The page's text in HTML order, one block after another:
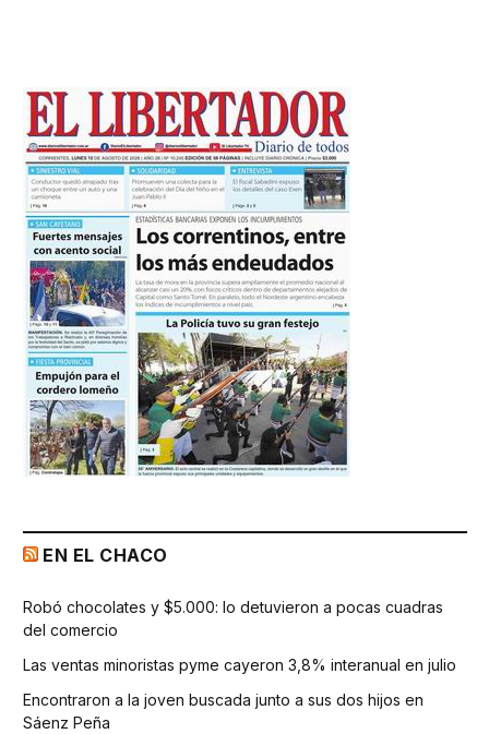
EN EL CHACO
Robó chocolates y $5.000: lo detuvieron a pocas cuadras
del comercio
Las ventas minoristas pyme cayeron 3,8% interanual en julio
Encontraron a la joven buscada junto a sus dos hijos en
Sáenz Peña